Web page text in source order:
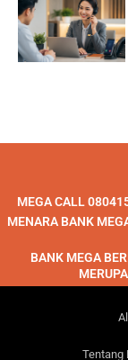
MEGA CALL
MENARA BANK
BANK MEGA
Tentang